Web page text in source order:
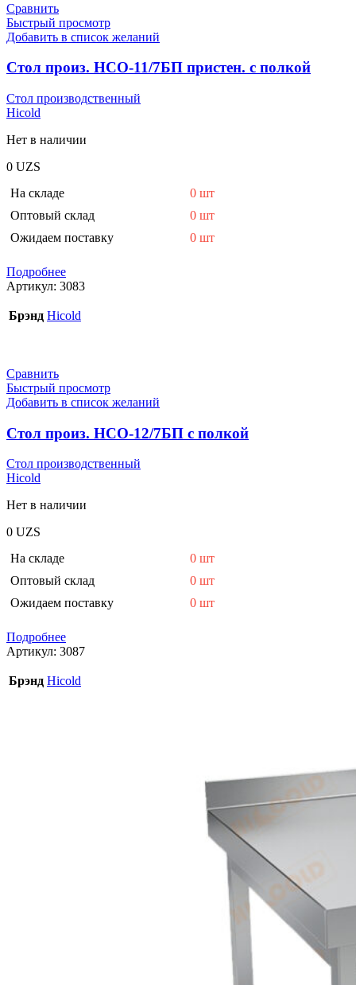
Сравнить
Быстрый просмотр
Добавить в список желаний
Стол произ. НСО-11/7БП пристен. с полкой
Стол производственный
Hicold
Нет в наличии
0 UZS
На складе
0 шт
Оптовый склад
0 шт
Ожидаем поставку
0 шт
Подробнее
Артикул: 3083
Брэнд Hicold
Сравнить
Быстрый просмотр
Добавить в список желаний
Стол произ. НСО-12/7БП с полкой
Стол производственный
Hicold
Нет в наличии
0 UZS
На складе
0 шт
Оптовый склад
0 шт
Ожидаем поставку
0 шт
Подробнее
Артикул: 3087
Брэнд Hicold